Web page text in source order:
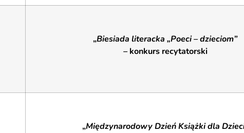
„Biesiada literacka „Poeci – dzieciom”
–konkurs recytatorski
„Międzynarodowy Dzień Książki dla